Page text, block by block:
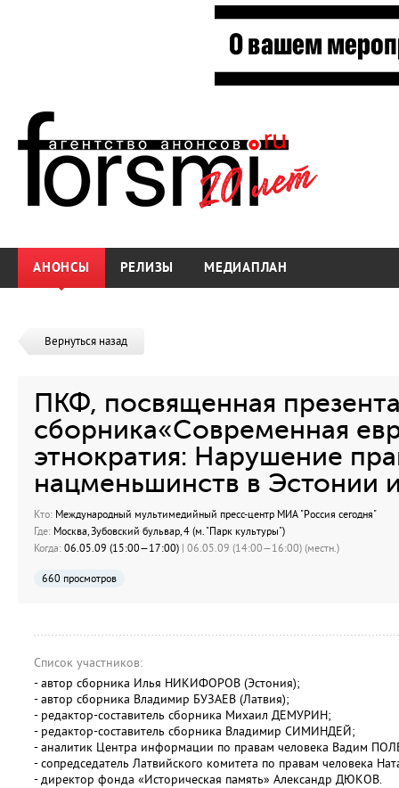
АНОНСЫ РЕЛИЗЫ МЕДИАПЛАН
Вернуться назад
ПКФ, посвященная
сборника«Современная
этнократия: Нарушение
нацменьшинств в Эстонии
Кто: Международный мультимедийный пресс-центр МИА "Россия сегодня"
Где: Москва, Зубовский бульвар, 4 (м. "Парк культуры")
Когда: 06.05.09 (15:00—17:00) | 06.05.09 (14:00—16:00) (местн.)
660 просмотров
Список участников:
- автор сборника Илья НИКИФОРОВ (Эстония);
- автор сборника Владимир БУЗАЕВ (Латвия);
- редактор-составитель сборника Михаил ДЕМУРИН;
- редактор-составитель сборника Владимир СИМИНДЕЙ;
- аналитик Центра информации по правам человека Вадим
- сопредседатель Латвийского комитета по правам человека
- директор фонда «Историческая память» Александр ДЮКОВ.